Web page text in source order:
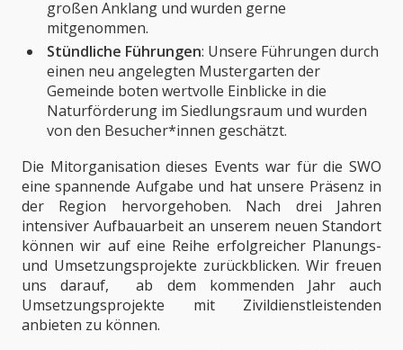
großen Anklang und wurden gerne
mitgenommen.
Stündliche Führungen: Unsere Führungen durch
einen neu angelegten Mustergarten der
Gemeinde boten wertvolle Einblicke in die
Naturförderung im Siedlungsraum und wurden
von den Besucher*innen geschätzt.
Die Mitorganisation dieses Events war für die SWO
eine spannende Aufgabe und hat unsere Präsenz in
der Region hervorgehoben. Nach drei Jahren
intensiver Aufbauarbeit an unserem neuen Standort
können wir auf eine Reihe erfolgreicher Planungs-
und Umsetzungsprojekte zurückblicken. Wir freuen
uns darauf, ab dem kommenden Jahr auch
Umsetzungsprojekte mit Zivildienstleistenden
anbieten zu können.